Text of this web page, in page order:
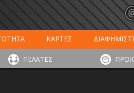
ΚΑΡΤΕΣ
FORMAT ΕΚΤΥΠΩΣΕΙΣ
ΠΕΛΑΤΕΣ